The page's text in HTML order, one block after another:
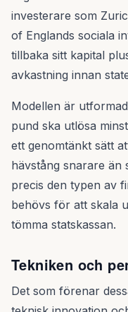
investerare som
of Englands sociala
tillbaka sitt kapital
avkastning innan
Modellen är
pund ska utlösa
ett genomtänkt sätt
hävstång snarare än
precis den typen av
behövs för att skala
tömma statskassan.
Tekniken och
Det som förenar